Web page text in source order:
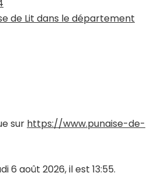
de Lit dans le département
sur https://www.punaise-de-
6 août 2026, il est 13:55.